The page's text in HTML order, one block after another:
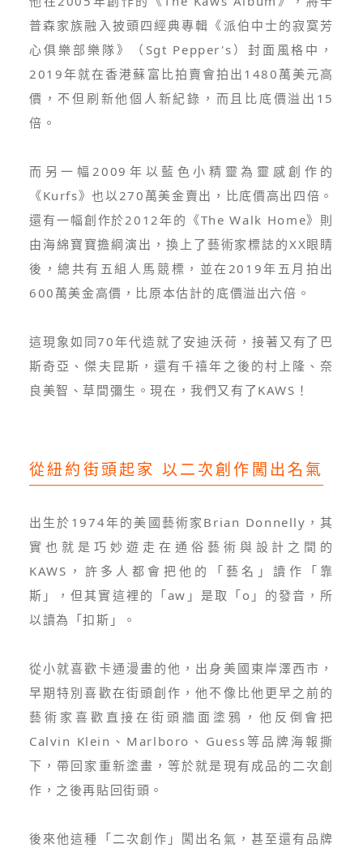
普森家族融入披頭四經典專輯《派伯中士的寂寞芳
心俱樂部樂隊》（Sgt Pepper's）封面風格中，
2019年就在香港蘇富比拍賣會拍出1480萬美元高
價，不但刷新他個人新紀錄，而且比底價溢出15
倍。
而另一幅2009年以藍色小精靈為靈感創作的
《Kurfs》也以270萬美金賣出，比底價高出四倍。
還有一幅創作於2012年的《The Walk Home》則
由海綿寶寶擔綱演出，換上了藝術家標誌的XX眼睛
後，總共有五組人馬競標，並在2019年五月拍出
600萬美金高價，比原本估計的底價溢出六倍。
這現象如同70年代造就了安迪沃荷，接著又有了巴
斯奇亞、傑夫昆斯，還有千禧年之後的村上隆、奈
良美智、草間彌生。現在，我們又有了KAWS！
從紐約街頭起家 以二次創作闖出名氣
出生於1974年的美國藝術家Brian Donnelly，其
實也就是巧妙遊走在通俗藝術與設計之間的
KAWS，許多人都會把他的「藝名」讀作「靠
斯」，但其實這裡的「aw」是取「o」的發音，所
以讀為「扣斯」。
從小就喜歡卡通漫畫的他，出身美國東岸澤西市，
早期特別喜歡在街頭創作，他不像比他更早之前的
藝術家喜歡直接在街頭牆面塗鴉，他反倒會把
Calvin Klein、Marlboro、Guess等品牌海報撕
下，帶回家重新塗畫，等於就是現有成品的二次創
作，之後再貼回街頭。
後來他這種「二次創作」闖出名氣，甚至還有品牌